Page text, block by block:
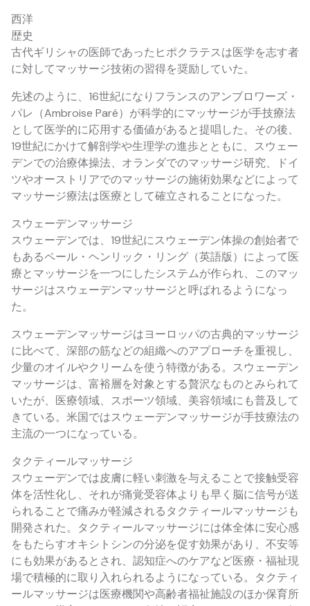
西洋
歴史
古代ギリシャの医師であったヒポクラテスは医学を志す者
に対してマッサージ技術の習得を奨励していた。
先述のように、16世紀になりフランスのアンブロワーズ・
パレ（Ambroise Paré）が科学的にマッサージが手技療法
として医学的に応用する価値があると提唱した。その後、
19世紀にかけて解剖学や生理学の進歩とともに、スウェー
デンでの治療体操法、オランダでのマッサージ研究、ドイ
ツやオーストリアでのマッサージの施術効果などによって
マッサージ療法は医療として確立されることになった。
スウェーデンマッサージ
スウェーデンでは、19世紀にスウェーデン体操の創始者で
もあるペール・ヘンリック・リング（英語版）によって医
療とマッサージを一つにしたシステムが作られ、このマッ
サージはスウェーデンマッサージと呼ばれるようになっ
た。
スウェーデンマッサージはヨーロッパの古典的マッサージ
に比べて、深部の筋などの組織へのアプローチを重視し、
少量のオイルやクリームを使う特徴がある。スウェーデン
マッサージは、富裕層を対象とする贅沢なものとみられて
いたが、医療領域、スポーツ領域、美容領域にも普及して
きている。米国ではスウェーデンマッサージが手技療法の
主流の一つになっている。
タクティールマッサージ
スウェーデンでは皮膚に軽い刺激を与えることで接触受容
体を活性化し、それが痛覚受容体よりも早く脳に信号が送
られることで痛みが軽減されるタクティールマッサージも
開発された。タクティールマッサージには体全体に安心感
をもたらすオキシトシンの分泌を促す効果があり、不安等
にも効果があるとされ、認知症へのケアなど医療・福祉現
場で積極的に取り入れられるようになっている。タクティ
ールマッサージは医療機関や高齢者福祉施設のほか保育所